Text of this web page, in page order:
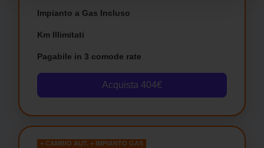
Impianto a Gas Incluso
Km Illimitati
Pagabile in 3 comode rate
Acquista 404€
+ CAMBIO AUT. + IMPIANTO GAS